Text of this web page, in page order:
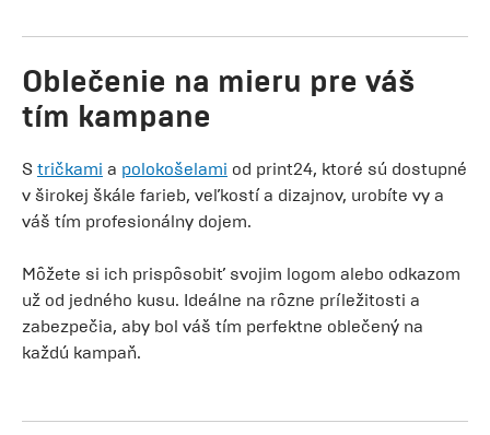
Oblečenie na mieru pre váš
tím kampane
S tričkami a polokošelami od print24, ktoré sú dostupné
v širokej škále farieb, veľkostí a dizajnov, urobíte vy a
váš tím profesionálny dojem.
Môžete si ich prispôsobiť svojim logom alebo odkazom
už od jedného kusu. Ideálne na rôzne príležitosti a
zabezpečia, aby bol váš tím perfektne oblečený na
každú kampaň.